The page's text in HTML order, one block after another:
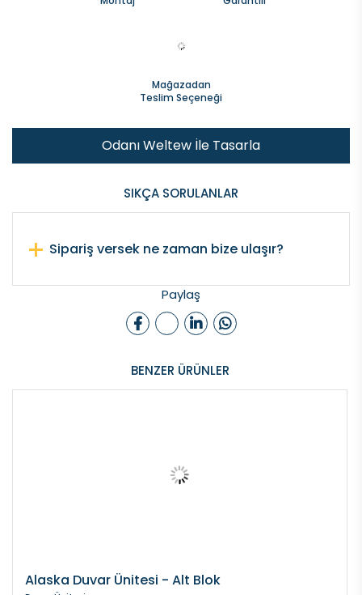
Mağazadan
Teslim Seçeneği
Odanı Weltew İle Tasarla
SIKÇA SORULANLAR
Sipariş versek ne zaman bize ulaşır?
Paylaş
BENZER ÜRÜNLER
Alaska Duvar Ünitesi - Alt Blok